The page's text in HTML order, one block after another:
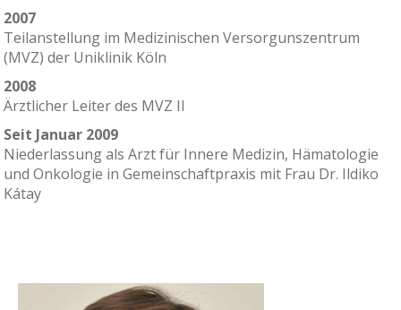
2007
Teilanstellung im Medizinischen Versorgunszentrum
(MVZ) der Uniklinik Köln
2008
Ärztlicher Leiter des MVZ II
Seit Januar 2009
Niederlassung als Arzt für Innere Medizin, Hämatologie
und Onkologie in Gemeinschaftpraxis mit Frau Dr. Ildiko
Kátay